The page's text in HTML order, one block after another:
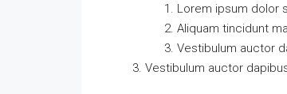
Lorem ipsum dolor
Aliquam tincidunt
Vestibulum auctor
Vestibulum auctor